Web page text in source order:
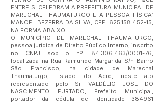
ENTRE SI CELEBRAM A PREFEITURA MUNICIPAL DE
MARECHAL THAUMATURGO E A PESSOA FÍSICA:
MANOEL BEZERRA DA SILVA, CPF: 625.158.452-15,
NA FORMA ABAIXO:
O MUNICÍPIO DE MARECHAL THAUMATURGO,
pessoa jurídica de Direito Público Interno, inscrito
no CNPJ sob o nº. 84.306.463/0001-76,
localizada na Rua Raimundo Margarida S/n Bairro
São Francisco, na cidade de Marechal
Thaumaturgo, Estado do Acre, neste ato
representado pelo Sr. VALDÉLIO JOSE DO
NASCIMENTO FURTADO, Prefeito Municipal,
portador da cédula de identidade 384961